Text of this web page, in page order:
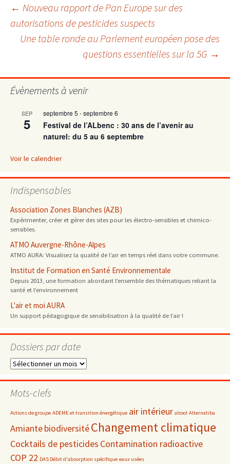
Navigation
des
articles
← Nouveau rapport de Pan Europe sur des
autorisations de pesticides suspects
Une table ronde au Parlement européen pose des
questions essentielles sur la 5G →
Évènements à venir
SEP
5
septembre 5 -septembre 6
Festival de l’ALbenc : 30 ans de l’avenir au
naturel: du 5 au 6 septembre
Voir le calendrier
Indispensables
Association Zones Blanches (AZB)
Expérimenter, créer et gérer des sites pour les électro-sensibles et chimico-
sensibles.
ATMO Auvergne-Rhône-Alpes
ATMO AURA: Visualisez la qualité de l’air en temps réel dans votre commune.
Institut de Formation en Santé Environnementale
Depuis 2013, une formation abordant l’ensemble des thématiques reliant la
santé et l’environnement
L'air et moi AURA
Un support pédagogique de sensibilisation à la qualité de l’air !
Dossiers par date
Dossiers
date
Mots-clefs
Actions de groupe ADEME et transition énergétique air intérieur alcool Alternatiba
AmiantebiodiversitéChangement climatique
Cocktails de pesticides Contamination radioactive
COP 22 DAS Débit d'absorption spécifique eaux usées